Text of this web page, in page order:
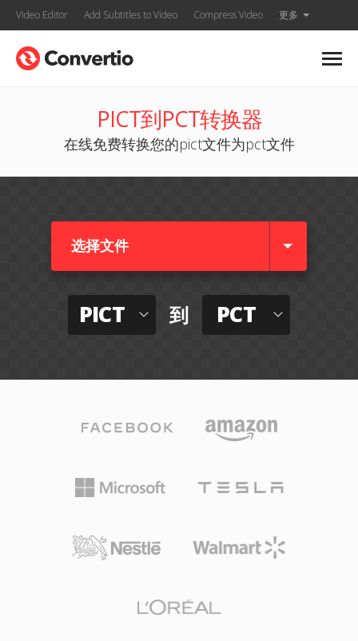
Video Editor Add Subtitles to Video Compress Video 更多
PICT到PCT转换器
在线免费转换您的pict文件为pct文件
选择文件
PICT 到 PCT